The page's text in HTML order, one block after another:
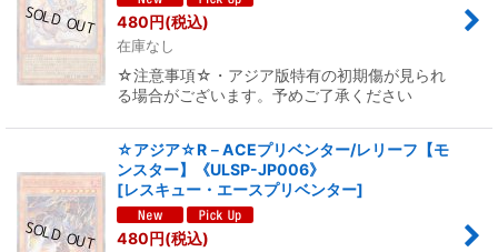
480円(税込)
在庫なし
☆注意事項☆・アジア版特有の初期傷が見られ
る場合がございます。予めご了承ください
☆アジア☆R－ACEプリベンター/レリーフ【モ
ンスター】《ULSP-JP006》
[レスキュー・エースプリベンター]
480円(税込)